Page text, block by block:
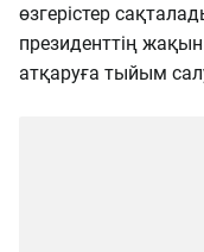
өзгерістер
президенттің
атқаруға тыйым